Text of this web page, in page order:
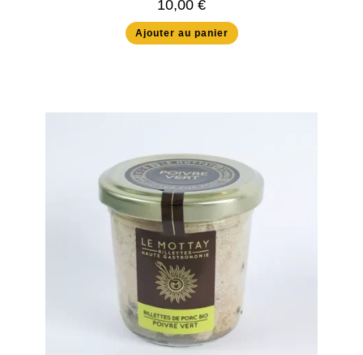
10,00 €
Ajouter au panier